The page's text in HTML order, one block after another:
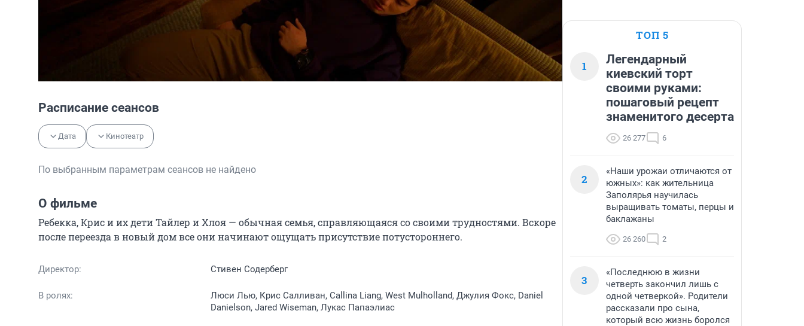
Расписание сеансов
Дата Кинотеатр
По выбранным параметрам сеансов не найдено
О фильме
Ребекка, Крис и их дети Тайлер и Хлоя — обычная семья, справляющаяся со своими трудностями. Вскоре
после переезда в новый дом все они начинают ощущать присутствие потустороннего.
Директор: Стивен Содерберг
В ролях:
Люси Лью, Крис Салливан, Callina Liang, West Mulholland, Джулия Фокс, Daniel
Danielson, Jared Wiseman, Лукас Папаэлиас
ТОП 5
1
Легендарный
киевский торт
своими руками:
пошаговый рецепт
знаменитого десерта
26 277 6
2
«Наши урожаи отличаются от
южных»: как жительница
Заполярья научилась
выращивать томаты, перцы и
баклажаны
26 260 2
3
«Последнюю в жизни
четверть закончил лишь с
одной четверкой». Родители
рассказали про сына,
который всю жизнь боролся